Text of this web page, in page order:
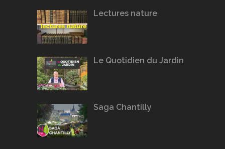
Lectures nature
Le Quotidien du Jardin
Saga Chantilly